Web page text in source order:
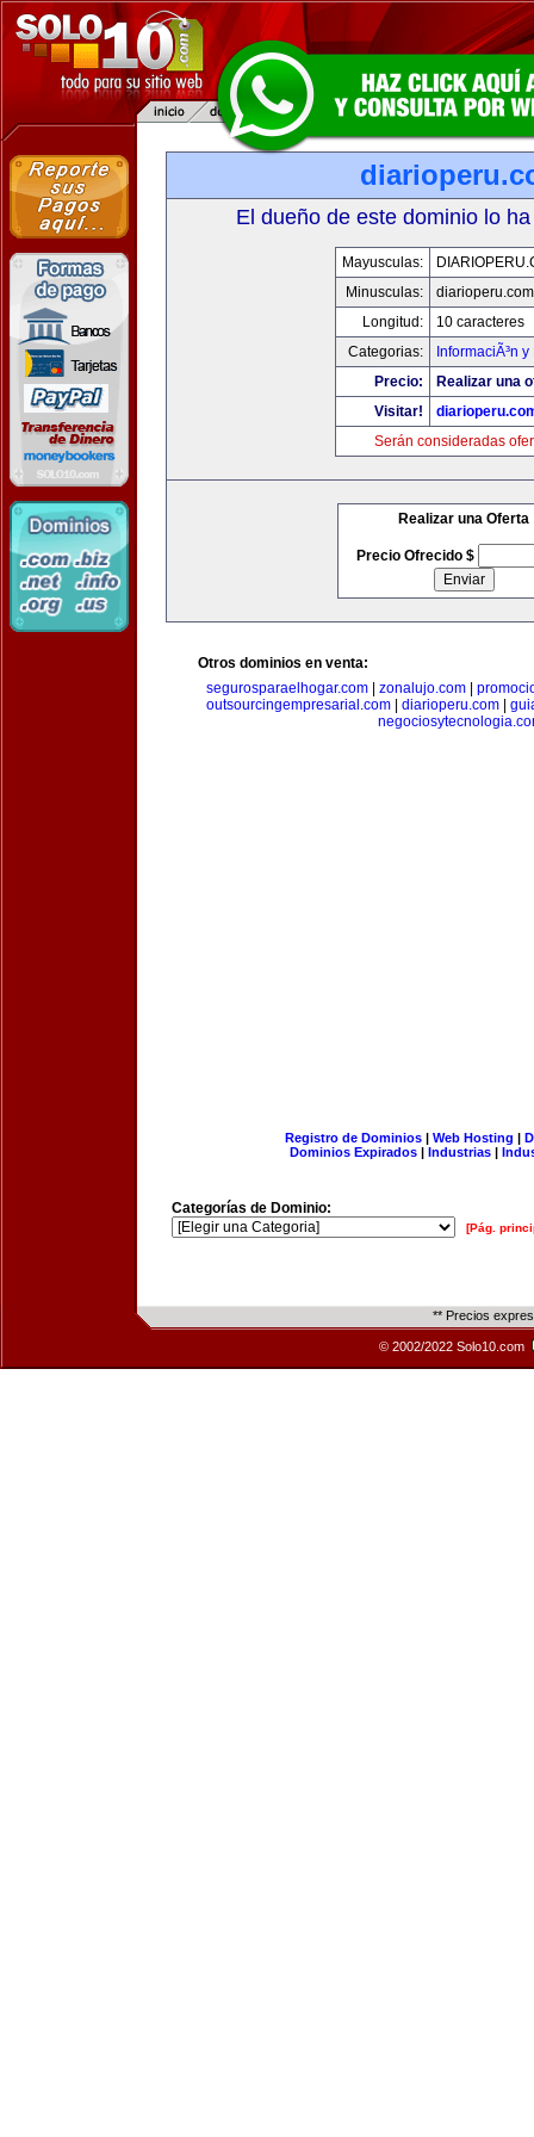
El dueño de este dominio lo
Mayusculas:
Minusculas:
diarioperu.com
Longitud:
10 caracteres
Categorias:
InformaciÃ³n
Precio:
Realizar una
Visitar!
Serán consideradas
Realizar una Oferta
Precio Ofrecido $
Otros dominios en venta:
segurosparaelhogar.com| zonalujo.com|
outsourcingempresarial.com| diarioperu.com|
Registro de Dominios| Web Hosting |
Dominios Expirados | Industrias |
Categorías de Dominio:
[Pág.
** Precios
© 2002/2022 Solo10.com